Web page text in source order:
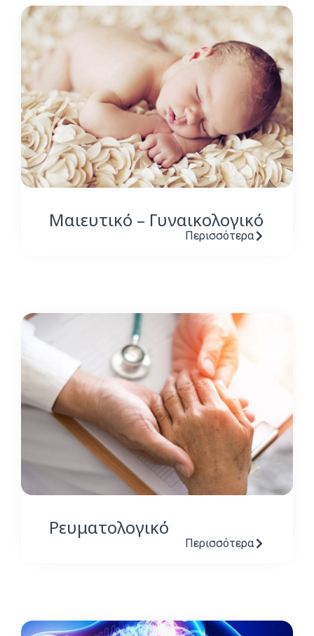
Μαιευτικό – Γυναικολογικό
Περισσότερα
Ρευματολογικό
Περισσότερα